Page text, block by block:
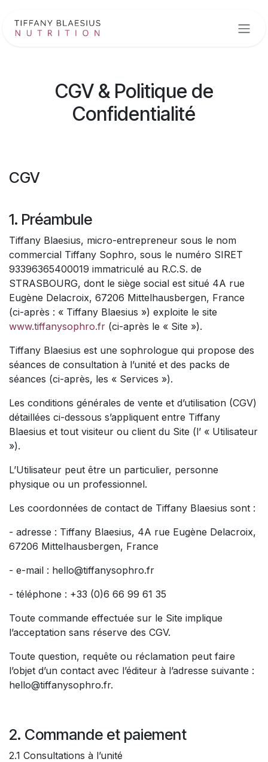
CGV & Politique de
Confidentialité
CGV
1. Préambule
Tiffany Blaesius, micro-entrepreneur sous le nom
commercial Tiffany Sophro, sous le numéro SIRET
93396365400019 immatriculé au R.C.S. de
STRASBOURG, dont le siège social est situé 4A rue
Eugène Delacroix, 67206 Mittelhausbergen, France
(ci-après : « Tiffany Blaesius ») exploite le site
www.tiffanysophro.fr (ci-après le « Site »).
Tiffany Blaesius est une sophrologue qui propose des
séances de consultation à l’unité et des packs de
séances (ci-après, les « Services »).
Les conditions générales de vente et d’utilisation (CGV)
détaillées ci-dessous s’appliquent entre Tiffany
Blaesius et tout visiteur ou client du Site (l’ « Utilisateur
»).
L’Utilisateur peut être un particulier, personne
physique ou un professionnel.
Les coordonnées de contact de Tiffany Blaesius sont :
- adresse : Tiffany Blaesius, 4A rue Eugène Delacroix,
67206 Mittelhausbergen, France
- e-mail : hello@tiffanysophro.fr
- téléphone : +33 (0)6 66 99 61 35
Toute commande effectuée sur le Site implique
l’acceptation sans réserve des CGV.
Toute question, requête ou réclamation peut faire
l’objet d’un contact avec l’éditeur à l’adresse suivante :
hello@tiffanysophro.fr.
2. Commande et paiement
2.1 Consultations à l’unité